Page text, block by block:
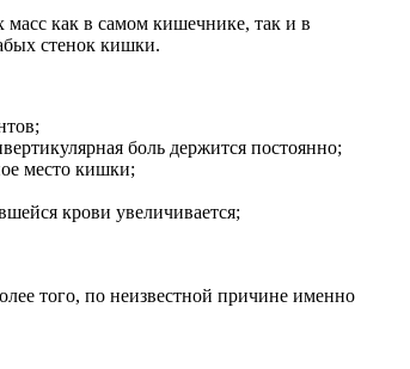
как в самом кишечнике, так и в
стенок кишки.
боль держится постоянно;
место кишки;
крови увеличивается;
того, по неизвестной причине именно